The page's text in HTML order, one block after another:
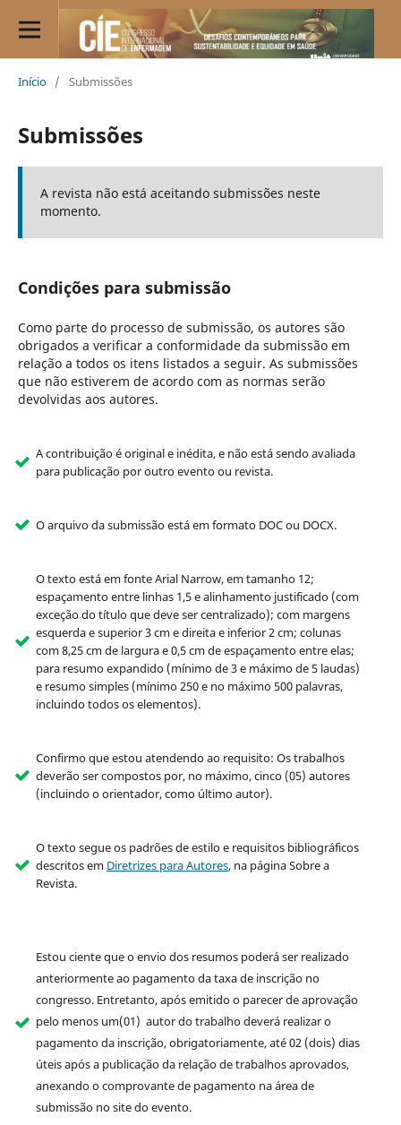
Início / Submissões
Submissões
A revista não está aceitando submissões neste
momento.
Condições para submissão
Como parte do processo de submissão, os autores são
obrigados a verificar a conformidade da submissão em
relação a todos os itens listados a seguir. As submissões
que não estiverem de acordo com as normas serão
devolvidas aos autores.
A contribuição é original e inédita, e não está sendo avaliada
para publicação por outro evento ou revista.
O arquivo da submissão está em formato DOC ou DOCX.
O texto está em fonte Arial Narrow, em tamanho 12;
espaçamento entre linhas 1,5 e alinhamento justificado (com
exceção do título que deve ser centralizado); com margens
esquerda e superior 3 cm e direita e inferior 2 cm; colunas
com 8,25 cm de largura e 0,5 cm de espaçamento entre elas;
para resumo expandido (mínimo de 3 e máximo de 5 laudas)
e resumo simples (mínimo 250 e no máximo 500 palavras,
incluindo todos os elementos).
Confirmo que estou atendendo ao requisito: Os trabalhos
deverão ser compostos por, no máximo, cinco (05) autores
(incluindo o orientador, como último autor).
O texto segue os padrões de estilo e requisitos bibliográficos
descritos em Diretrizes para Autores, na página Sobre a
Revista.
Estou ciente que o envio dos resumos poderá ser realizado
anteriormente ao pagamento da taxa de inscrição no
congresso. Entretanto, após emitido o parecer de aprovação
pelo menos um(01) autor do trabalho deverá realizar o
pagamento da inscrição, obrigatoriamente, até 02 (dois) dias
úteis após a publicação da relação de trabalhos aprovados,
anexando o comprovante de pagamento na área de
submissão no site do evento.